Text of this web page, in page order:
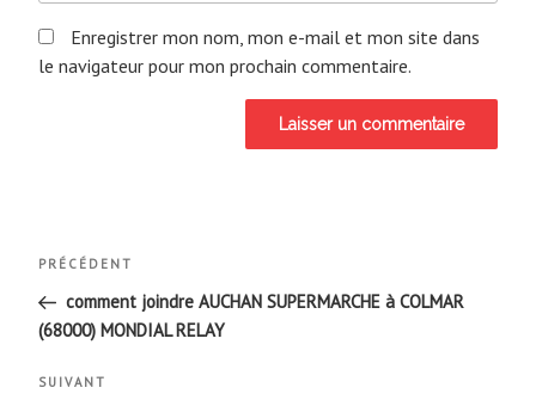
Enregistrer mon nom, mon e-mail et mon site dans
le navigateur pour mon prochain commentaire.
Navigation
de
l’article
Article
précédent
PRÉCÉDENT
comment joindre AUCHAN SUPERMARCHE à COLMAR
(68000) MONDIAL RELAY
Article
SUIVANT